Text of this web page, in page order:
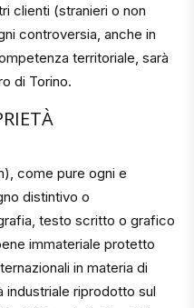
clienti (stranieri o non
controversia, anche in
territoriale, sarà
di Torino.
come pure ogni e
distintivo o
testo scritto o grafico
immateriale protetto
in materia di
industriale riprodotto sul